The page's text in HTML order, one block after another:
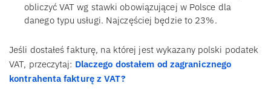
obliczyć VAT wg stawki obowiązującej w Polsce dla
danego typu usługi. Najczęściej będzie to 23%.
Jeśli dostałeś fakturę, na której jest wykazany polski podatek
VAT, przeczytaj: Dlaczego dostałem od zagranicznego
kontrahenta fakturę z VAT?